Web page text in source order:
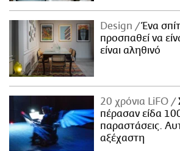
Design
Ένα
προσπαθεί να
είναι αληθινό
20 χρόνια LiFO
πέρασαν είδα
παραστάσεις.
αξέχαστη